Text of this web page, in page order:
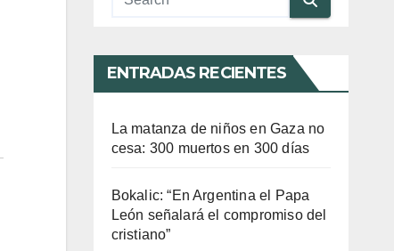
ENTRADAS RECIENTES
La matanza de niños en Gaza no
cesa: 300 muertos en 300 días
Bokalic: “En Argentina el Papa
León señalará el compromiso del
cristiano”